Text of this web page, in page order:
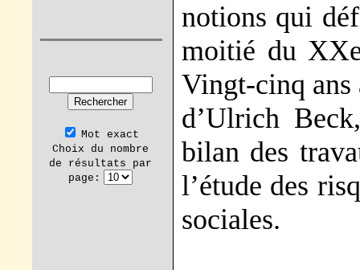
Mot exact
Choix du nombre
de résultats par
page:
notions qui
moitié du
Vingt-cinq ans
d’Ulrich
bilan des
l’étude des
sociales.